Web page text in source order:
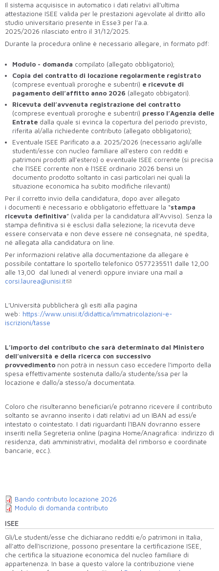
Il sistema acquisisce in automatico i dati relativi all’ultima
attestazione ISEE valida per le prestazioni agevolate al diritto allo
studio universitario presente in Esse3 per l’a.a.
2025/2026 rilasciato entro il 31/12/2025.
Durante la procedura online è necessario allegare, in formato pdf:
Modulo - domanda compilato (allegato obbligatorio);
Copia del contratto di locazione regolarmente registrato
(comprese eventuali proroghe e subentri) e ricevute di
pagamento dell’affitto anno 2026 (allegato obbigatori).
Ricevuta dell’avvenuta registrazione del contratto
(comprese eventuali proroghe e subentri) presso l’Agenzia delle
Entrate dalla quale si evinca la copertura del periodo previsto,
riferita al/alla richiedente contributo (allegato obbligatorio);
Eventuale ISEE Parificato a.a. 2025/2026 (necessario agli/alle
studenti/esse con nucleo familiare all’estero con redditi e
patrimoni prodotti all'estero) o eventuale ISEE corrente (si precisa
che l’ISEE corrente non è l’ISEE ordinario 2026 bensì un
documento prodotto soltanto in casi particolari nei quali la
situazione economica ha subìto modifiche rilevanti)
Per il corretto invio della candidatura, dopo aver allegato
i documenti è necessario e obbligatorio effettuare la “stampa
ricevuta definitiva” (valida per la candidatura all’Avviso). Senza la
stampa definitiva si è esclusi dalla selezione; la ricevuta deve
essere conservata e non deve essere né consegnata, né spedita,
né allegata alla candidatura on line.
Per informazioni relative alla documentazione da allegare è
possibile contattare lo sportello telefonico 0577235511 dalle 12,00
alle 13,00 dal lunedì al venerdì oppure inviare una mail a
corsi.laurea@unisi.it
L’Università pubblicherà gli esiti alla pagina
web: https://www.unisi.it/didattica/immatricolazioni-e-
iscrizioni/tasse
L’importo del contributo che sarà determinato dal Ministero
dell’università e della ricerca con successivo
provvedimento non potrà in nessun caso eccedere l’importo della
spesa effettivamente sostenuta dallo/a studente/ssa per la
locazione e dallo/a stesso/a documentata.
Coloro che risulteranno beneficiari/e potranno ricevere il contributo
soltanto se avranno inserito i dati relativi ad un IBAN ad essi/e
intestato o cointestato. I dati riguardanti l’IBAN dovranno essere
inseriti nella Segreteria online (pagina Home/Anagrafica: indirizzo di
residenza, dati amministrativi, modalità del rimborso e coordinate
bancarie, ecc.).
Bando contributo locazione 2026
Modulo di domanda contributo
ISEE
Gli/Le studenti/esse che dichiarano redditi e/o patrimoni in Italia,
all’atto dell’iscrizione, possono presentare la certificazione ISEE,
che certifica la situazione economica del nucleo familiare di
appartenenza. In base a questo valore la contribuzione viene